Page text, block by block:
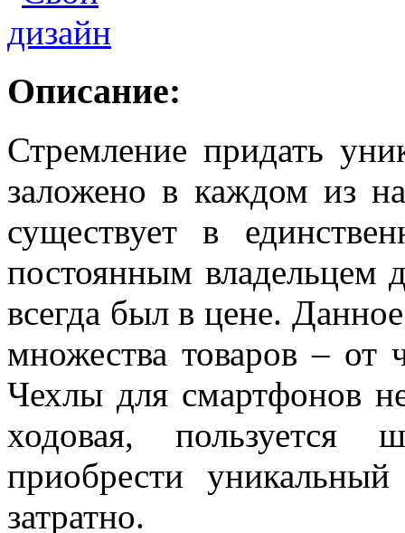
Описание:
Стремление придать
заложено в каждом из
существует в
постоянным владельцем
всегда был в цене.
множества товаров – от
Чехлы для смартфонов
ходовая,
приобрести
затратно.